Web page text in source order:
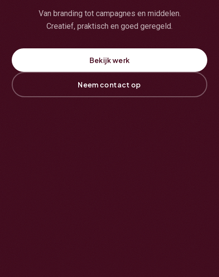
Van branding tot campagnes en middelen.
Creatief, praktisch en goed geregeld.
Bekijk werk
Neem contact op